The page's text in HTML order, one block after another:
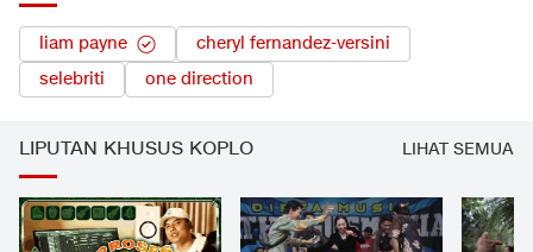
liam payne
cheryl fernandez-versini
selebriti
one direction
LIPUTAN KHUSUS KOPLO LIHAT SEMUA